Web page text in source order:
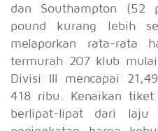
dan Southampton (52
pound kurang lebih
melaporkan rata-rata
termurah 207 klub
Divisi III mencapai
418 ribu. Kenaikan
berlipat-lipat dari